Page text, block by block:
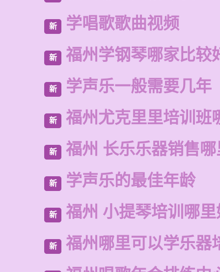
新 学唱歌歌曲视频
新 福州学钢琴哪家比较
新 学声乐一般需要几年
新 福州尤克里里培训班
新 福州 长乐乐器销售
新 学声乐的最佳年龄
新 福州 小提琴培训哪
新 福州哪里可以学乐器